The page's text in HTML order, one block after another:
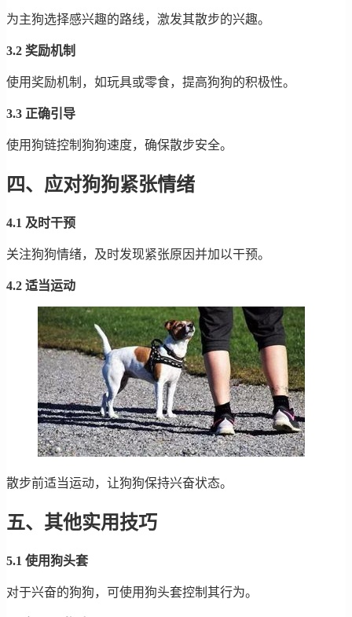
为主狗选择感兴趣的路线，激发其散步的兴趣。
3.2 奖励机制
使用奖励机制，如玩具或零食，提高狗狗的积极性。
3.3 正确引导
使用狗链控制狗狗速度，确保散步安全。
四、应对狗狗紧张情绪
4.1 及时干预
关注狗狗情绪，及时发现紧张原因并加以干预。
4.2 适当运动
散步前适当运动，让狗狗保持兴奋状态。
五、其他实用技巧
5.1 使用狗头套
对于兴奋的狗狗，可使用狗头套控制其行为。